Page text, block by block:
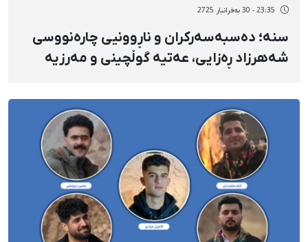
23:35 - 30 بەفرانبار 2725
سنە؛ دەسبەسەرکران و ناڕوونیی چارەنووسی
شەهرزاد ڕەزایی، عەتیە گوڵچینی و مەرزیە